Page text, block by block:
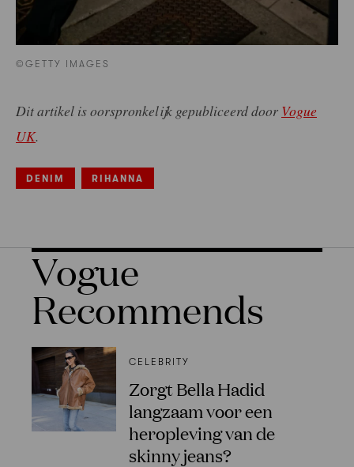
©GETTY IMAGES
Dit artikel is oorspronkelijk gepubliceerd door Vogue
UK.
DENIM RIHANNA
Vogue
Recommends
CELEBRITY
Zorgt Bella Hadid
langzaam voor een
heropleving van de
skinny jeans?